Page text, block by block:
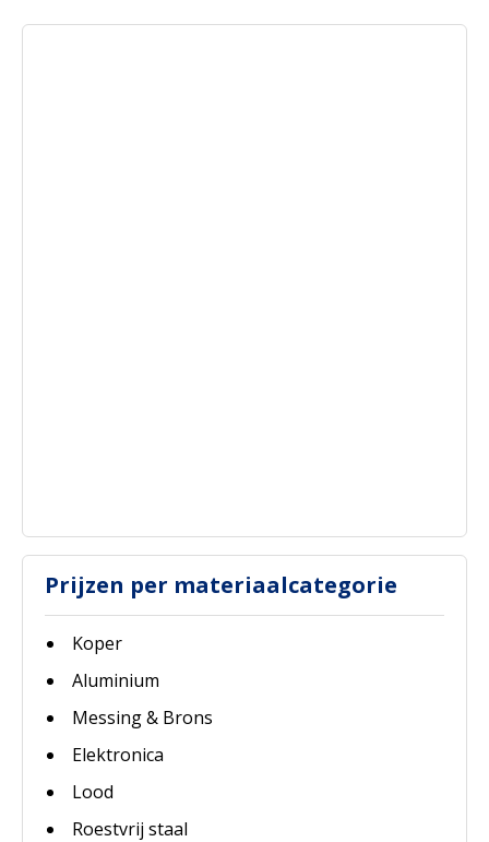
Prijzen per materiaalcategorie
Koper
Aluminium
Messing & Brons
Elektronica
Lood
Roestvrij staal